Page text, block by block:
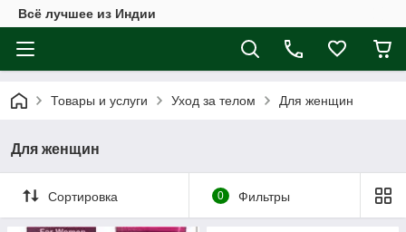
Всё лучшее из Индии
Товары и услуги Уход за телом Для женщин
Для женщин
Сортировка 0 Фильтры